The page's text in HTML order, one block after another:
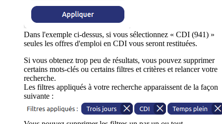
Dans l'exemple ci-dessus, si vous sélectionnez « CDI (941) »
seules les offres d'emploi en CDI vous seront restituées.
Si vous obtenez trop peu de résultats, vous pouvez supprimer
certains mots-clés ou certains filtres et critères et relancer votre
recherche.
Les filtres appliqués à votre recherche apparaissent de la façon
suivante :